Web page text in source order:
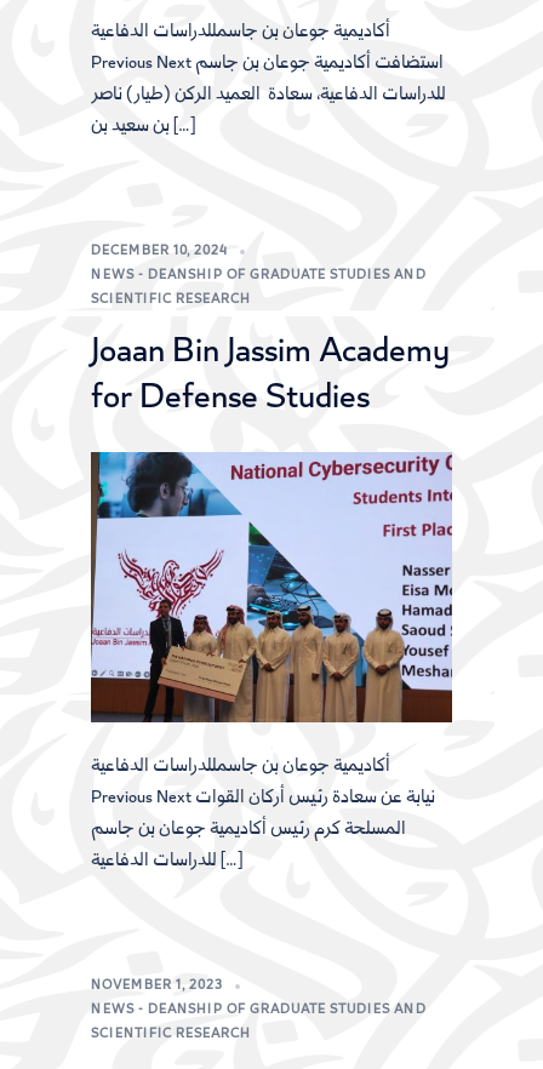
أكاديمية جوعان بن جاسمللدراسات الدفاعية
Previous Next استضافت أكاديمية جوعان بن جاسم
للدراسات الدفاعية، سعادة العميد الركن (طيار) ناصر
بن سعيد بن […]
DECEMBER 10, 2024
NEWS - DEANSHIP OF GRADUATE STUDIES AND
SCIENTIFIC RESEARCH
Joaan Bin Jassim Academy
for Defense Studies
أكاديمية جوعان بن جاسمللدراسات الدفاعية
Previous Next نيابة عن سعادة رئيس أركان القوات
المسلحة كرم رئيس أكاديمية جوعان بن جاسم
للدراسات الدفاعية […]
NOVEMBER 1, 2023
NEWS - DEANSHIP OF GRADUATE STUDIES AND
SCIENTIFIC RESEARCH